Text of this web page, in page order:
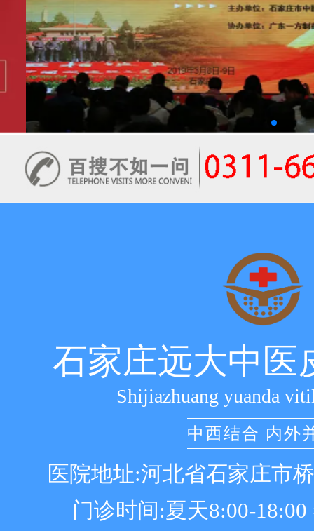
石家庄远大中医
Shijiazhuang yuanda
中西结合 内外
医院地址:河北省石家庄市
门诊时间:夏天8:00-18:00